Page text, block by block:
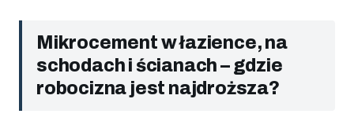
Mikrocement w łazience, na
schodach i ścianach – gdzie
robocizna jest najdroższa?